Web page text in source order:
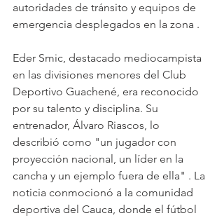
autoridades de tránsito y equipos de
emergencia desplegados en la zona .
Eder Smic, destacado mediocampista
en las divisiones menores del Club
Deportivo Guachené, era reconocido
por su talento y disciplina. Su
entrenador, Álvaro Riascos, lo
describió como "un jugador con
proyección nacional, un líder en la
cancha y un ejemplo fuera de ella" . La
noticia conmocionó a la comunidad
deportiva del Cauca, donde el fútbol